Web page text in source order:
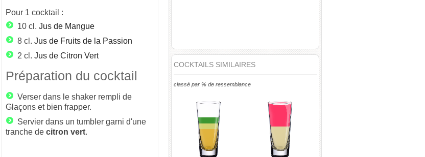
Pour 1 cocktail :
10 cl. Jus de Mangue
8 cl. Jus de Fruits de la Passion
2 cl. Jus de Citron Vert
Préparation du cocktail
Verser dans le shaker rempli de
Glaçons et bien frapper.
Servier dans un tumbler garni d'une
tranche de citron vert.
COCKTAILS SIMILAIRES
classé par % de ressemblance